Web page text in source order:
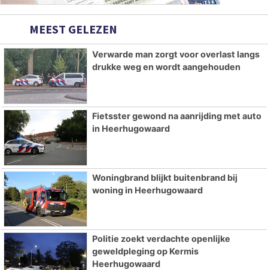
MEEST GELEZEN
Verwarde man zorgt voor overlast langs
drukke weg en wordt aangehouden
Fietsster gewond na aanrijding met auto
in Heerhugowaard
Woningbrand blijkt buitenbrand bij
woning in Heerhugowaard
Politie zoekt verdachte openlijke
geweldpleging op Kermis
Heerhugowaard